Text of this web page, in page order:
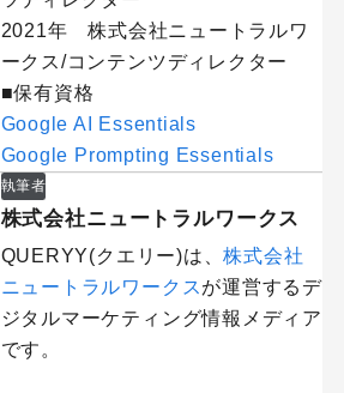
2021年 株式会社ニュートラルワ
ークス/コンテンツディレクター
■保有資格
Google AI Essentials
Google Prompting Essentials
執筆者
株式会社ニュートラルワークス
QUERYY(クエリー)は、株式会社
ニュートラルワークスが運営するデ
ジタルマーケティング情報メディア
です。